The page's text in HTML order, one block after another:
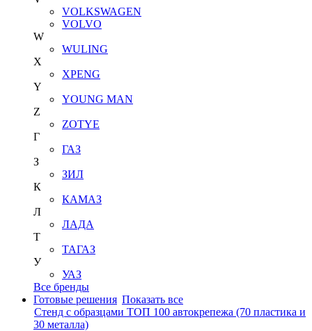
VOLKSWAGEN
VOLVO
W
WULING
X
XPENG
Y
YOUNG MAN
Z
ZOTYE
Г
ГАЗ
З
ЗИЛ
К
КАМАЗ
Л
ЛАДА
Т
ТАГАЗ
У
УАЗ
Все бренды
Готовые решения Показать все
Стенд с образцами ТОП 100 автокрепежа (70 пластика и
30 металла)